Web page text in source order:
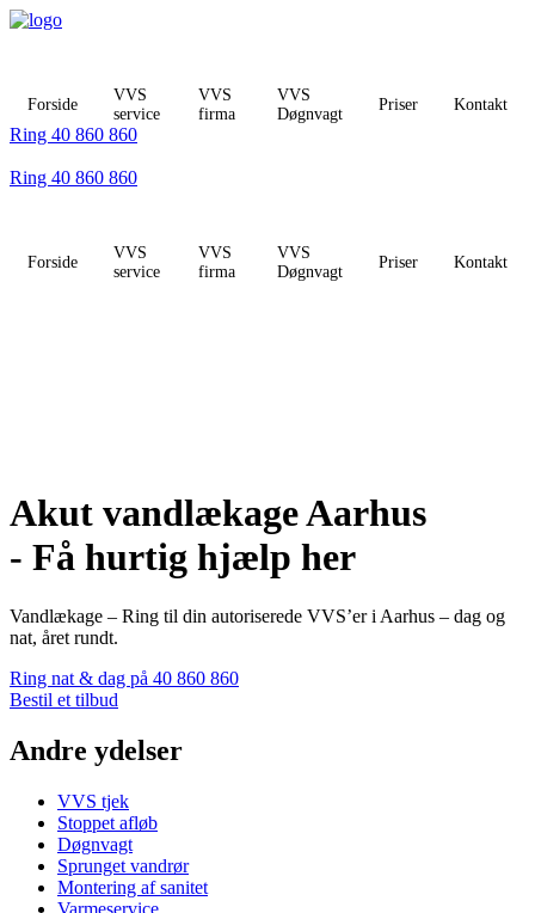
Videre
Forside
VVS
service
VVS
firma
VVS
Døgnvagt
Priser Kontakt
Ring 40 860 860
Ring 40 860 860
Forside
VVS
service
VVS
firma
VVS
Døgnvagt
Priser Kontakt
Akut vandlækage Aarhus
- Få hurtig hjælp her
Vandlækage – Ring til din autoriserede VVS’er i Aarhus – dag og
nat, året rundt.
Ring nat & dag på 40 860 860
Bestil et tilbud
Andre ydelser
VVS tjek
Stoppet afløb
Døgnvagt
Sprunget vandrør
Montering af sanitet
Varmeservice